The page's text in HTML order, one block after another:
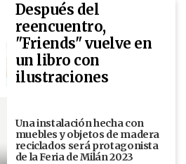
Después del
reencuentro,
"Friends" vuelve en
un libro con
ilustraciones
Una instalación hecha con
muebles y objetos de madera
reciclados será protagonista
de la Feria de Milán 2023